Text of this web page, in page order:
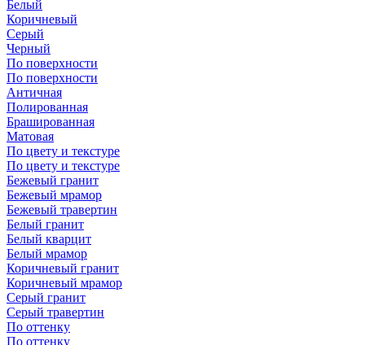
Белый
Коричневый
Серый
Черный
По поверхности
По поверхности
Античная
Полированная
Брашированная
Матовая
По цвету и текстуре
По цвету и текстуре
Бежевый гранит
Бежевый мрамор
Бежевый травертин
Белый гранит
Белый кварцит
Белый мрамор
Коричневый гранит
Коричневый мрамор
Серый гранит
Серый травертин
По оттенку
По оттенку